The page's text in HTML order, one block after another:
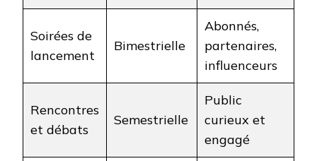
Soirées de
lancement
Bimestrielle
Abonnés,
partenaires,
influenceurs
Rencontres
et débats
Semestrielle
Public
curieux et
engagé